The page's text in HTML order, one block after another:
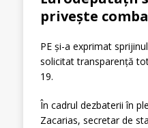
privește
PE și-a exprimat
solicitat transparență
19.
În cadrul dezbaterii în
Zacarias, secretar de